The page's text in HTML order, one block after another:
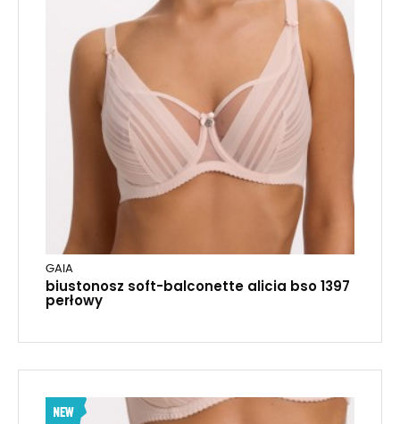
GAIA
biustonosz soft-balconette alicia bso 1397
perłowy